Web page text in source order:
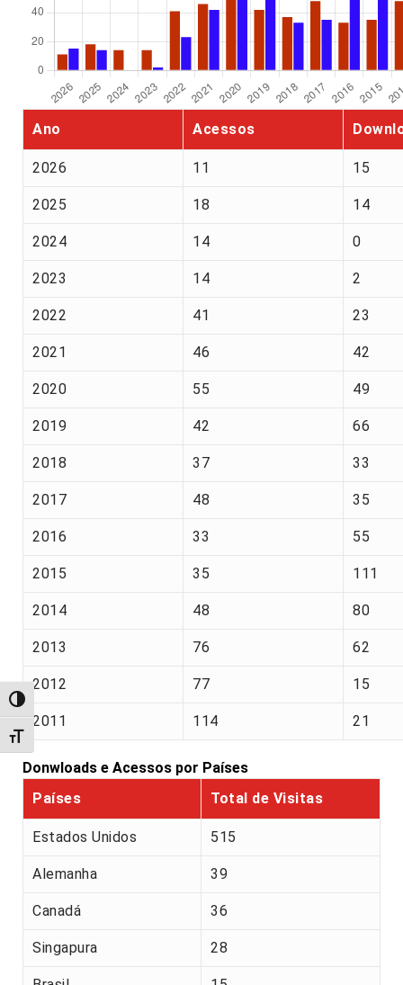
Alternar alto contraste
Alternar tamanho da fonte
Ano Acessos
2026 11 15
2025 18 14
2024 14 0
2023 14 2
2022 41 23
2021 46 42
2020 55 49
2019 42 66
2018 37 33
2017 48 35
2016 33 55
2015 35 111
2014 48 80
2013 76 62
2012 77 15
2011 114 21
Donwloads e Acessos por Países
Países
Total de Visitas
Estados Unidos 515
Alemanha 39
Canadá 36
Singapura 28